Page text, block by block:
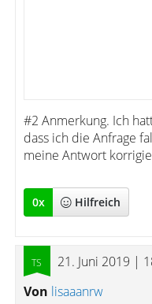
#2 Anmerkung. Ich
dass ich die Anfrage
meine Antwort
0x Hilfreich
21. Juni 2019 |
Von lisaaanrw